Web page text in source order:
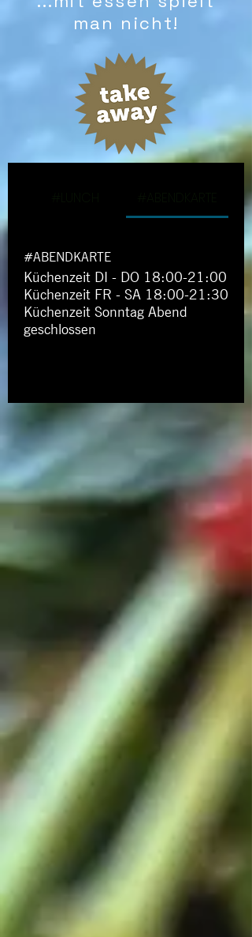
man nicht!
#ABENDKARTE
Küchenzeit DI - DO 18:00-21:00
Küchenzeit FR - SA 18:00-21:30
Küchenzeit Sonntag Abend
geschlossen